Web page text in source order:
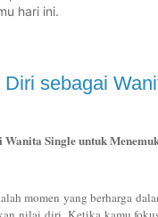
hari ini.
sebagai
Single untuk
momen yang berharga